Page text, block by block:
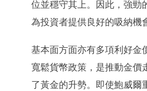
位並穩守其上。因此，強勁
為投資者提供良好的吸納機
基本面方面亦有多項利好金
寬鬆貨幣政策，是推動金價
了黃金的升勢。即使鮑威爾